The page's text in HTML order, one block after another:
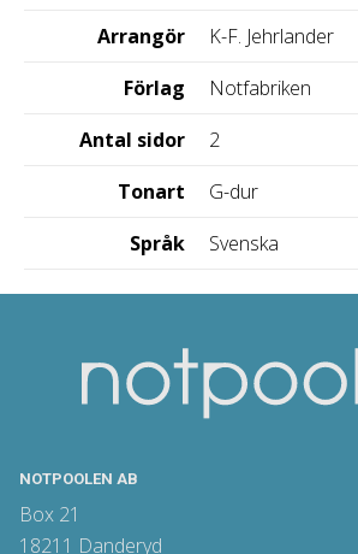
Arrangör
K-F. Jehrlander
Förlag
Notfabriken
Antal sidor
2
Tonart
G-dur
Språk
Svenska
NOTPOOLEN AB
Box 21
18211 Danderyd